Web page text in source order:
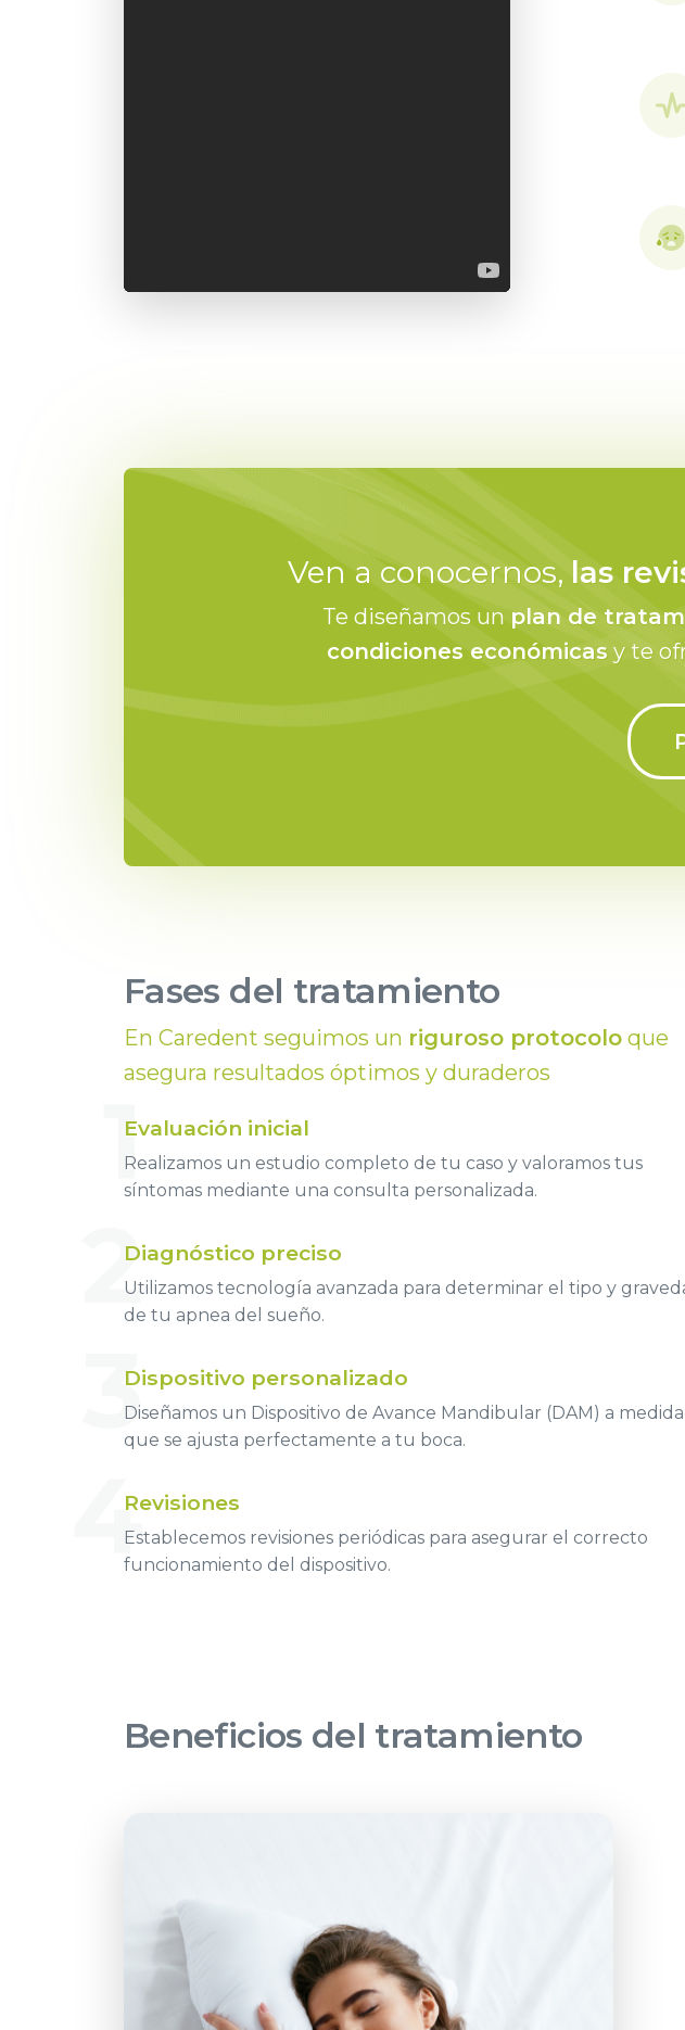
Ven a conocernos, las
Te diseñamos unplan de
condiciones económicas y te
Fases del tratamiento
En Caredent seguimos un riguroso protocolo que
asegura resultados óptimos y duraderos
1
Evaluación inicial
Realizamos un estudio completo de tu caso y valoramos tus
síntomas mediante una consulta personalizada.
2
Diagnóstico preciso
Utilizamos tecnología avanzada para determinar el tipo y
de tu apnea del sueño.
3
Dispositivo personalizado
Diseñamos un Dispositivo de Avance Mandibular (DAM) a medida
que se ajusta perfectamente a tu boca.
4
Revisiones
Establecemos revisiones periódicas para asegurar el correcto
funcionamiento del dispositivo.
Beneficios del tratamiento